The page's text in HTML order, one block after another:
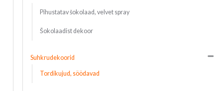
Pihustatav šokolaad, velvet spray
Šokolaadist dekoor
Suhkrudekoorid
Tordikujud, söödavad